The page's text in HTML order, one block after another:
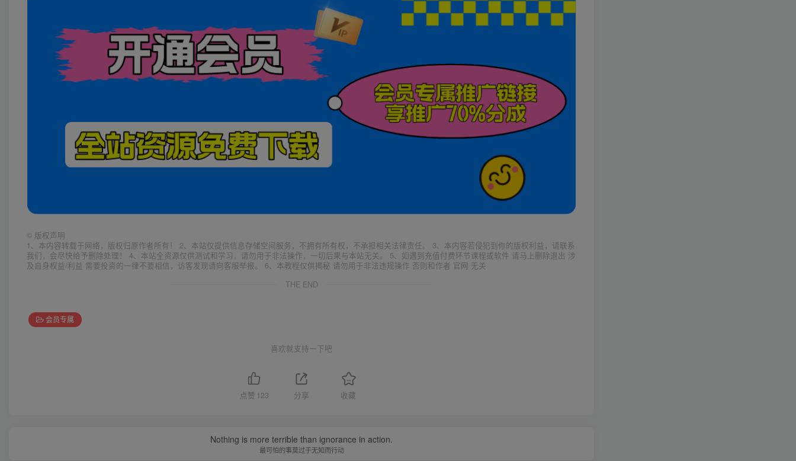
© 版权声明
1、本内容转载于网络，版权归原作者所有！ 2、本站仅提供信息存储空间服务，不拥有所有权，不承担相关法律责任。 3、本内容若侵犯到你的版权利益，请联系
我们，会尽快给予删除处理！ 4、本站全资源仅供测试和学习，请勿用于非法操作，一切后果与本站无关。 5、如遇到充值付费环节课程或软件 请马上删除退出 涉
及自身权益/利益 需要投资的一律不要相信，访客发现请向客服举报。 6、本教程仅供揭秘 请勿用于非法违规操作 否则和作者 官网 无关
THE END
会员专属
喜欢就支持一下吧
点赞 123 分享 收藏
Nothing is more terrible than ignorance in action.
最可怕的事莫过于无知而行动